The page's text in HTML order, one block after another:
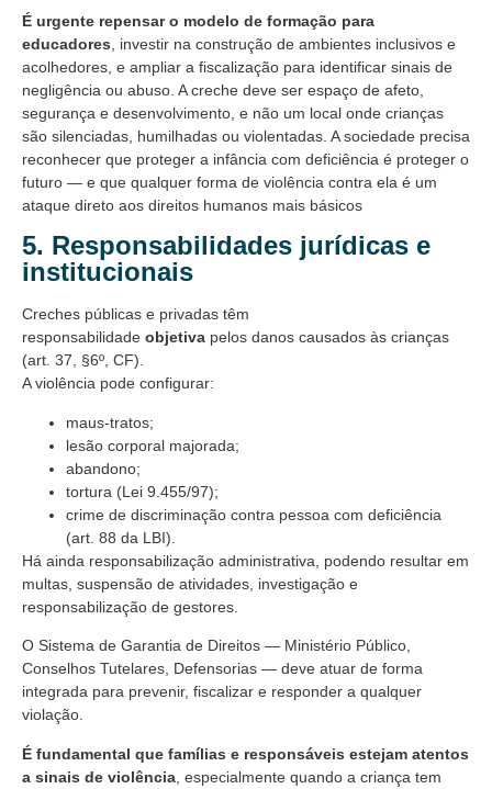
É urgente repensar o modelo de formação para
educadores , investir na construção de ambientes inclusivos e
acolhedores, e ampliar a fiscalização para identificar sinais de
negligência ou abuso. A creche deve ser espaço de afeto,
segurança e desenvolvimento, e não um local onde crianças
são silenciadas, humilhadas ou violentadas. A sociedade precisa
reconhecer que proteger a infância com deficiência é proteger o
futuro — e que qualquer forma de violência contra ela é um
ataque direto aos direitos humanos mais básicos
5. Responsabilidades jurídicas e
institucionais
Creches públicas e privadas têm
responsabilidade objetiva pelos danos causados às crianças
(art. 37, §6º, CF).
A violência pode configurar:
maus-tratos;
lesão corporal majorada;
abandono;
tortura (Lei 9.455/97);
crime de discriminação contra pessoa com deficiência
(art. 88 da LBI).
Há ainda responsabilização administrativa, podendo resultar em
multas, suspensão de atividades, investigação e
responsabilização de gestores.
O Sistema de Garantia de Direitos — Ministério Público,
Conselhos Tutelares, Defensorias — deve atuar de forma
integrada para prevenir, fiscalizar e responder a qualquer
violação.
É fundamental que famílias e responsáveis estejam atentos
a sinais de violência , especialmente quando a criança tem